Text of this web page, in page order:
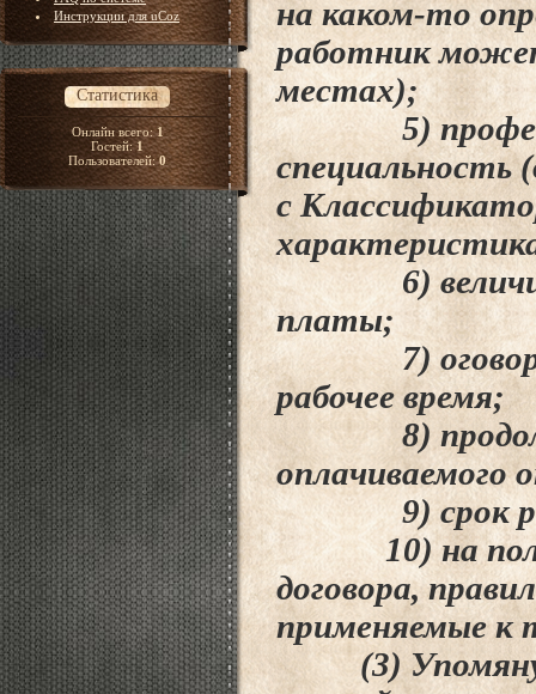
Инструкции для uCoz
Статистика
Онлайн всего:1
Гостей:1
Пользователей:0
на каком-то
работник
местах);
5)
специальность
с
6) величина
платы;
7)
рабочее время;
8)
оплачиваемого
9) срок
10) на
договора,
применяемые к
(3)